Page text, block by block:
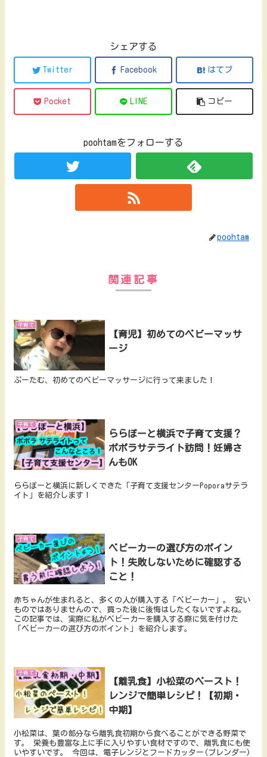
シェアする
Twitter Facebook はてブ
Pocket LINE コピー
poohtamをフォローする
poohtam
関連記事
子育て
【育児】初めてのベビーマッサ
ージ
ぷーたむ、初めてのベビーマッサージに行って来ました！
子育て
ららぽーと横浜で子育て支援？
ポポラサテライト訪問！妊婦さ
んもOK
ららぽーと横浜に新しくできた「子育て支援センターPoporaサテラ
イト」を紹介します！
子育て
ベビーカーの選び方のポイン
ト！失敗しないために確認する
こと！
赤ちゃんが生まれると、多くの人が購入する「ベビーカー」。 安い
ものではありませんので、買った後に後悔はしたくないですよね。
この記事では、実際に私がベビーカーを購入する際に気を付けた
「ベビーカーの選び方のポイント」を紹介します。
子育て
【離乳食】小松菜のペースト！
レンジで簡単レシピ！【初期・
中期】
小松菜は、葉の部分なら離乳食初期から食べることができる野菜で
す。 栄養も豊富な上に手に入りやすい食材ですので、離乳食にも使
いやすいです。 今回は、電子レンジとフードカッター(ブレンダー)